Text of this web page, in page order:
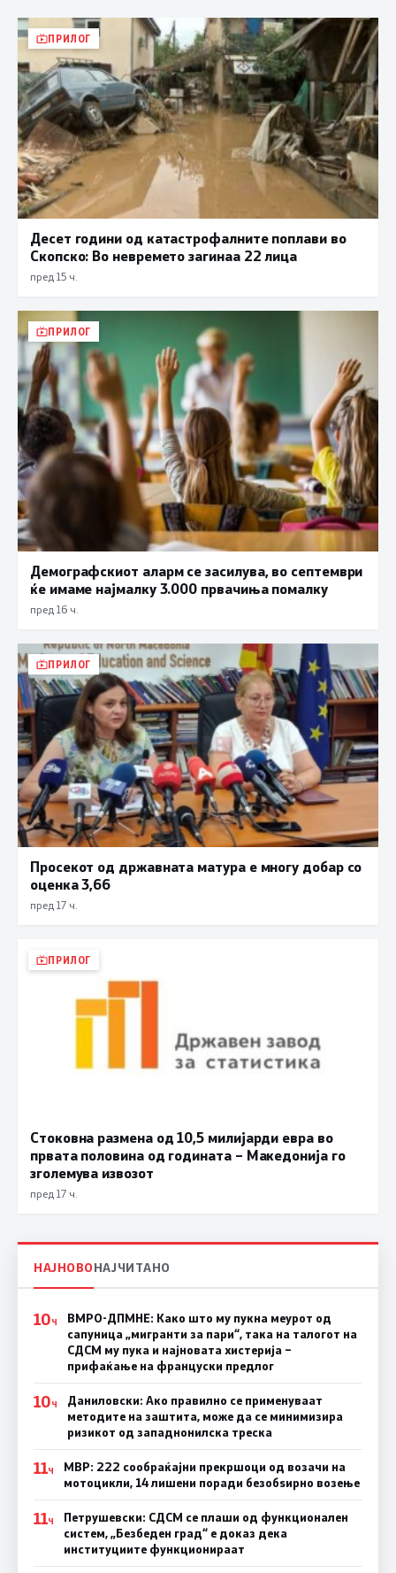
ПРИЛОГ
Десет години од катастрофалните поплави во
Скопско: Во невремето загинаа 22 лица
пред 15 ч.
ПРИЛОГ
Демографскиот аларм се засилува, во септември
ќе имаме најмалку 3.000 првачиња помалку
пред 16 ч.
ПРИЛОГ
Просекот од државната матура е многу добар со
оценка 3,66
пред 17 ч.
ПРИЛОГ
Стоковна размена од 10,5 милијарди евра во
првата половина од годината – Македонија го
зголемува извозот
пред 17 ч.
НАЈНОВОНАЈЧИТАНО
10Ч
ВМРО-ДПМНЕ: Како што му пукна меурот од
сапуница „мигранти за пари“, така на талогот на
СДСМ му пука и најновата хистерија –
прифаќање на француски предлог
10Ч
Даниловски: Ако правилно се применуваат
методите на заштита, може да се минимизира
ризикот од западнонилска треска
11Ч
МВР: 222 сообраќајни прекршоци од возачи на
мотоцикли, 14 лишени поради безобѕирно возење
11Ч
Петрушевски: СДСМ се плаши од функционален
систем, „Безбеден град“ е доказ дека
институциите функционираат